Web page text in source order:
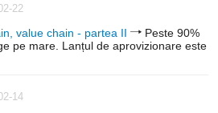
22
value chain - partea II
Peste 90%
pe mare. Lanțul de aprovizionare este
14